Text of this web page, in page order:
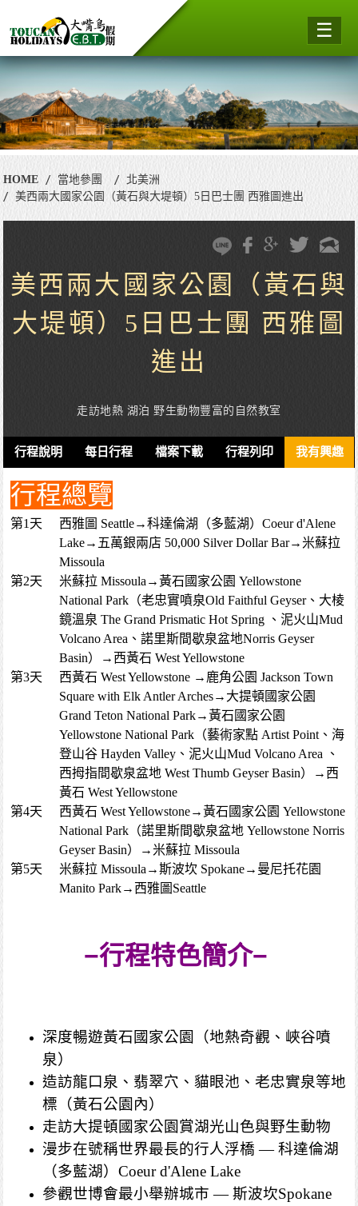
☰
HOME 當地參團
北美洲
美西兩大國家公園（黃石與大堤頓）5日巴士團 西雅圖進出
美西兩大國家公園（黃石與
大堤頓）5日巴士團 西雅圖
進出
走訪地熱 湖泊 野生動物豐富的自然教室
行程說明 每日行程 檔案下載 行程列印 我有興趣
行程總覽
第1天
西雅圖 Seattle→科達倫湖（多藍湖）Coeur d'Alene
Lake→五萬銀兩店 50,000 Silver Dollar Bar→米蘇拉
Missoula
第2天
米蘇拉 Missoula→黃石國家公園 Yellowstone
National Park（老忠實噴泉Old Faithful Geyser、大棱
鏡溫泉 The Grand Prismatic Hot Spring 、泥火山Mud
Volcano Area、諾里斯間歇泉盆地Norris Geyser
Basin）→西黃石 West Yellowstone
第3天
西黃石 West Yellowstone →鹿角公園 Jackson Town
Square with Elk Antler Arches→大提頓國家公園
Grand Teton National Park→黃石國家公園
Yellowstone National Park（藝術家點 Artist Point、海
登山谷 Hayden Valley、泥火山Mud Volcano Area 、
西拇指間歇泉盆地 West Thumb Geyser Basin）→西
黃石 West Yellowstone
第4天
西黃石 West Yellowstone→黃石國家公園 Yellowstone
National Park（諾里斯間歇泉盆地 Yellowstone Norris
Geyser Basin）→米蘇拉 Missoula
第5天
米蘇拉 Missoula→斯波坎 Spokane→曼尼托花園
Manito Park→西雅圖Seattle
−行程特色簡介−
深度暢遊黃石國家公園（地熱奇觀、峽谷噴
泉）
造訪龍口泉、翡翠穴、貓眼池、老忠實泉等地
標（黃石公園內）
走訪大提頓國家公園賞湖光山色與野生動物
漫步在號稱世界最長的行人浮橋 — 科達倫湖
（多藍湖）Coeur d'Alene Lake
參觀世博會最小舉辦城市 — 斯波坎Spokane